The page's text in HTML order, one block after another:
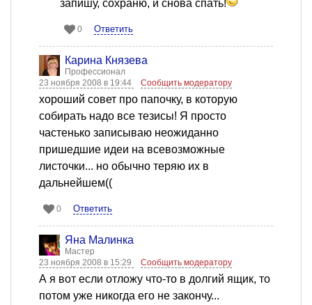
запишу, сохраню, и снова спать!
0 Ответить
Карина Князева
Профессионал
23 ноября 2008 в 19:44
Сообщить модератору
хороший совет про папочку, в которую
собирать надо все тезисы! Я просто
частенько записываю неожиданно
пришедшие идеи на всевозможные
листочки... но обычно теряю их в
дальнейшем((
0 Ответить
Яна Малинка
Мастер
23 ноября 2008 в 15:29
Сообщить модератору
А я вот если отложу что-то в долгий ящик, то
потом уже никогда его не закончу...